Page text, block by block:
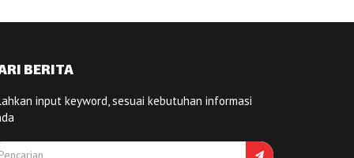
BERITA
input keyword, sesuai kebutuhan informasi